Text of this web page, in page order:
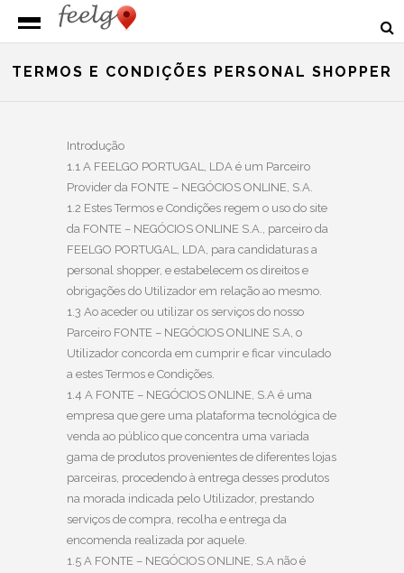
TERMOS E CONDIÇÕES PERSONAL SHOPPER
Introdução
1.1 A FEELGO PORTUGAL, LDA é um Parceiro
Provider da FONTE – NEGÓCIOS ONLINE, S.A.
1.2 Estes Termos e Condições regem o uso do site
da FONTE – NEGÓCIOS ONLINE S.A., parceiro da
FEELGO PORTUGAL, LDA, para candidaturas a
personal shopper, e estabelecem os direitos e
obrigações do Utilizador em relação ao mesmo.
1.3 Ao aceder ou utilizar os serviços do nosso
Parceiro FONTE – NEGÓCIOS ONLINE S.A, o
Utilizador concorda em cumprir e ficar vinculado
a estes Termos e Condições.
1.4 A FONTE – NEGÓCIOS ONLINE, S.A é uma
empresa que gere uma plataforma tecnológica de
venda ao público que concentra uma variada
gama de produtos provenientes de diferentes lojas
parceiras, procedendo à entrega desses produtos
na morada indicada pelo Utilizador, prestando
serviços de compra, recolha e entrega da
encomenda realizada por aquele.
1.5 A FONTE – NEGÓCIOS ONLINE, S.A não é